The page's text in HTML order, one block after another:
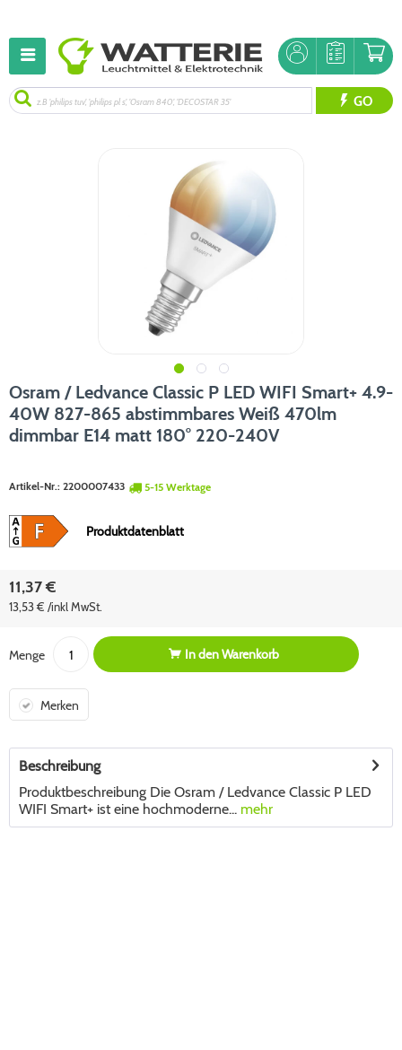
GO
Osram / Ledvance Classic P LED WIFI Smart+ 4.9-
40W 827-865 abstimmbares Weiß 470lm
dimmbar E14 matt 180° 220-240V
Artikel-Nr.: 2200007433 5-15 Werktage
Produktdatenblatt
11,37 €
13,53 € /inkl MwSt.
Menge In denWarenkorb
Merken
Beschreibung
Produktbeschreibung Die Osram / Ledvance Classic P LED
WIFI Smart+ ist eine hochmoderne... mehr